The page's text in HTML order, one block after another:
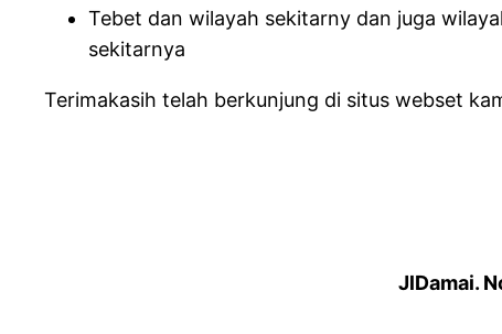
Tebet dan wilayah sekitarny dan juga
sekitarnya
Terimakasih telah berkunjung di situs webset
JlDamai.